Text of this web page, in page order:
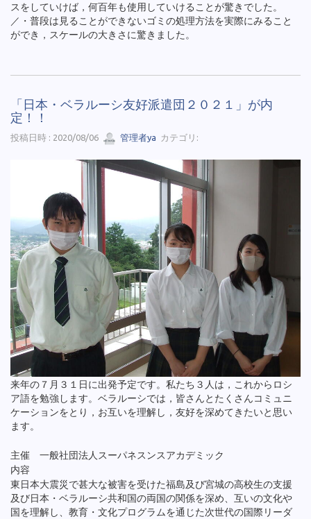
スをしていけば，何百年も使用していけることが驚きでした。
／・普段は見ることができないゴミの処理方法を実際にみること
ができ，スケールの大きさに驚きました。
「日本・ベラルーシ友好派遣団２０２１」が内
定！！
投稿日時 : 2020/08/06 管理者ya カテゴリ:
来年の７月３１日に出発予定です。私たち３人は，これからロシ
ア語を勉強します。ベラルーシでは，皆さんとたくさんコミュニ
ケーションをとり，お互いを理解し，友好を深めてきたいと思い
ます。
主催 一般社団法人スーパネスンスアカデミック
内容
東日本大震災で甚大な被害を受けた福島及び宮城の高校生の支援
及び日本・ベラルーシ共和国の両国の関係を深め、互いの文化や
国を理解し、教育・文化プログラムを通じた次世代の国際リーダ